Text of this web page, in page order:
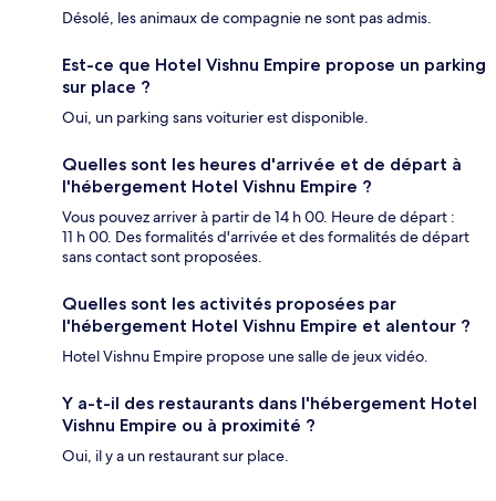
Désolé, les animaux de compagnie ne sont pas admis.
Est-ce que Hotel Vishnu Empire propose un parking
sur place ?
Oui, un parking sans voiturier est disponible.
Quelles sont les heures d'arrivée et de départ à
l'hébergement Hotel Vishnu Empire ?
Vous pouvez arriver à partir de 14 h 00. Heure de départ :
11 h 00. Des formalités d'arrivée et des formalités de départ
sans contact sont proposées.
Quelles sont les activités proposées par
l'hébergement Hotel Vishnu Empire et alentour ?
Hotel Vishnu Empire propose une salle de jeux vidéo.
Y a-t-il des restaurants dans l'hébergement Hotel
Vishnu Empire ou à proximité ?
Oui, il y a un restaurant sur place.